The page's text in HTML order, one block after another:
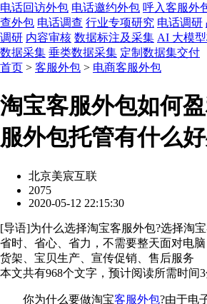
电话回访外包 电话邀约外包 呼入客服外
查外包 电话调查 行业专项研究 电话调研
调研 内容审核 数据标注及采集 AI 大模
数据采集 垂类数据采集 定制数据集交付
首页 > 客服外包 > 电商客服外包
淘宝客服外包如何
服外包托管有什么
北京美宸互联
2075
2020-05-12 22:15:30
[导语]为什么选择淘宝客服外包?选择淘
省时、省心、省力，不需要整天面对电脑
货架、宝贝生产、宣传促销、售后服务
本文共有968个文字，预计阅读所需时间3
你为什么要做淘宝客服外包?由于电